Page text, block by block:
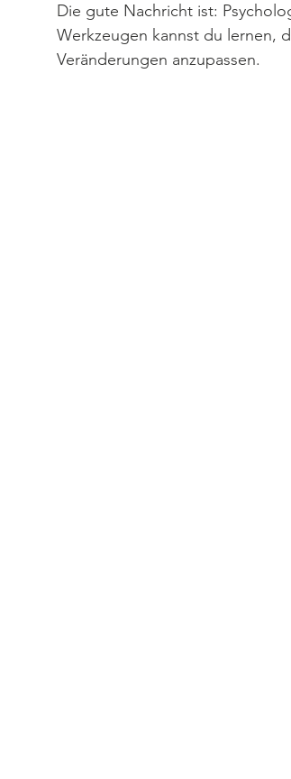
Die gute Nachricht ist:
Werkzeugen kannst du lernen,
Veränderungen anzupassen.